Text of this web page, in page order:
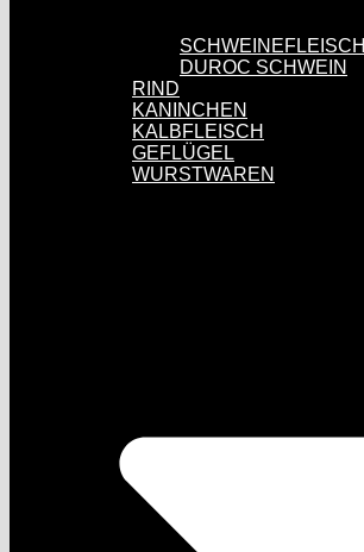
SCHWEINEFLEISCH
DUROC SCHWEIN
RIND
KANINCHEN
KALBFLEISCH
GEFLÜGEL
WURSTWAREN